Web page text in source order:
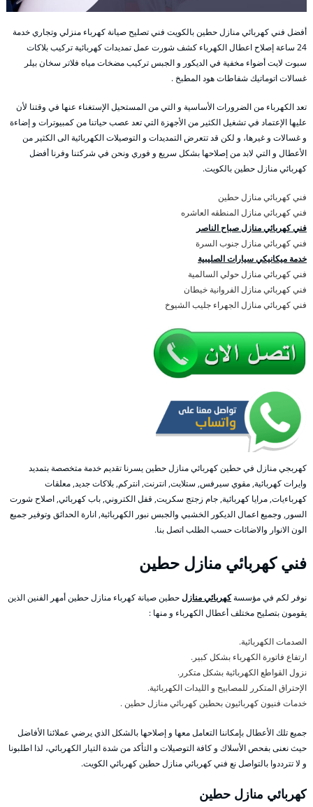
أفضل فني كهربائي منازل حطين بالكويت فني تصليح صيانة كهرباء منزلي وتجاري خدمة
24 ساعة إصلاح اعطال الكهرباء كشف شورت عمل تمديدات كهربائية تركيب بلاكات
سبوت لايت أضواء مخفية في الديكور و الجبس تركيب مضخات مياه فلاتر سخان بيلر
غسالات اتوماتيك شفاطات هود المطبخ .
تعد الكهرباء من الضرورات الأساسية و التي من المستحيل الإستغناء عنها في وقتنا لأن
عليها الإعتماد في تشغيل الكثير من الأجهزة التي تعد عصب حياتنا من كمبيوترات و إضاءة
و غسالات و غيرها، و لكن قد تتعرض التمديدات و التوصيلات الكهربائية الى الكثير من
الأعطال و التي لابد من إصلاحها بشكل سريع و فوري ونحن في شركتنا وفرنا أفضل
كهربائي منازل حطين بالكويت.
فني كهربائي منازل حطين
فني كهربائي منازل المنطقه العاشره
فني كهربائي منازل صباح الناصر
فني كهربائي منازل جنوب السرة
خدمة ميكانيكي سيارات الصليبية
فني كهربائي منازل حولي السالمية
فني كهربائي منازل الفروانية خيطان
فني كهربائي منازل الجهراء جليب الشيوخ
كهربجي منازل في حطين كهربائي منازل حطين يسرنا تقديم خدمة متخصصة بتمديد
وايرات كهربائية, مقوي سيرفس, ستلايت, انترنت, انتركم, بلاكات جديد, معلقات
كهرباءيات, مرايا كهربائية, جام زجتج سكريت, قفل الكتروني, باب كهربائي, اصلاح شورت
السور, وجميع اعمال الديكور الخشبي والجبس نبور الكهربائية, انارة الحدائق وتوفير جميع
الون الانوار والاضائات حسب الطلب اتصل بنا.
فني كهربائي منازل حطين
نوفر لكم في مؤسسةكهربائي منازلحطين صيانة كهرباء منازل حطين أمهر الفنين الذين
يقومون بتصليح مختلف أعطال الكهرباء و منها :
الصدمات الكهربائية.
ارتفاع فاتورة الكهرباء بشكل كبير.
نزول القواطع الكهربائية بشكل متكرر.
الإحتراق المتكرر للمصابيح و الليدات الكهربائية.
خدمات فنيون كهربائيون بحطين كهربائي منازل حطين .
جميع تلك الأعطال بإمكاننا التعامل معها و إصلاحها بالشكل الذي يرضي عملائنا الأفاضل
حيث نعنى بفحص الأسلاك و كافة التوصيلات و التأكد من شدة التيار الكهربائي، لذا اطلبونا
و لا تترددوا بالتواصل نع فني كهربائي منازل حطين كهربائي الكويت.
كهربائي منازل حطين